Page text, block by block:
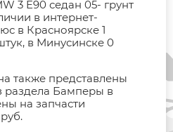
3 E90 седан 05- грунт
в интернет-
в Красноярске 1
в Минусинске 0
также представлены
раздела Бамперы в
на запчасти